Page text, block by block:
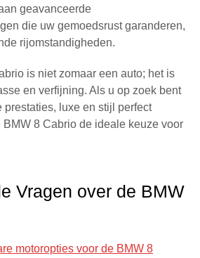
geavanceerde
die uw gemoedsrust garanderen,
rijomstandigheden.
is niet zomaar een auto; het is
en verfijning. Als u op zoek bent
prestaties, luxe en stijl perfect
8 Cabrio de ideale keuze voor
Vragen over de BMW
motoropties voor de BMW 8